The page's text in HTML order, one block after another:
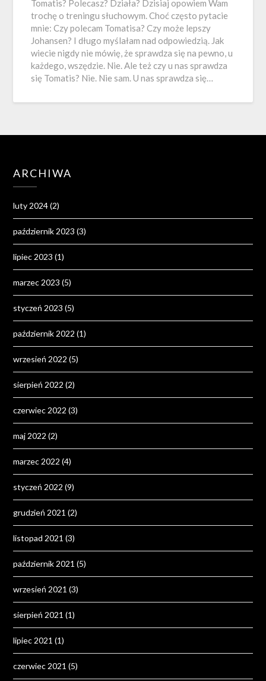
Tomatis? Polecasz? Działa? Dzisiaj opowiem Wam
trochę o treningu słuchowym. Choć często pytacie
mnie: Czy polecam Tomatisa? Czy może lepszy
Johansen? I długo myślałam nad odpowiedzią. Jak
wiecie nigdy nie mówię, że sprawdza się na pewno, u
każdego, wszędzie. Nie. Ale też czy u nas sprawdza
się Tomatis? Nie. Nie sam. U nas sprawdza się…
ARCHIWA
luty 2024(2)
październik 2023 (3)
lipiec 2023 (1)
marzec 2023 (5)
styczeń 2023 (5)
październik 2022 (1)
wrzesień 2022 (5)
sierpień 2022 (2)
czerwiec 2022 (3)
maj 2022 (2)
marzec 2022 (4)
styczeń 2022 (9)
grudzień 2021 (2)
listopad 2021 (3)
październik 2021 (5)
wrzesień 2021 (3)
sierpień 2021 (1)
lipiec 2021 (1)
czerwiec 2021 (5)